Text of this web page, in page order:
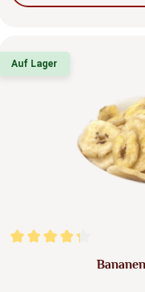
Auf Lager
Durchschnittliche